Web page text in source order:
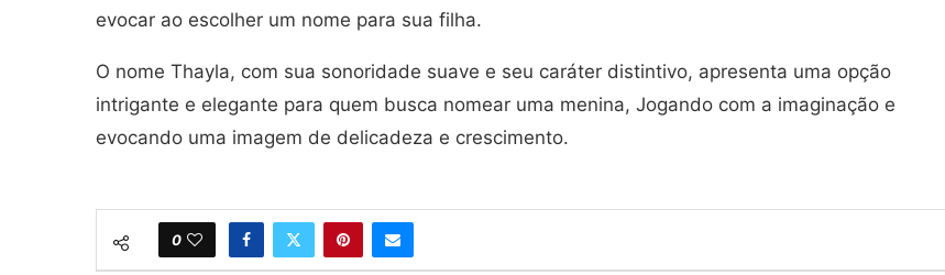
evocar ao escolher um nome para sua filha.
O nome Thayla, com sua sonoridade suave e seu caráter distintivo, apresenta uma opção
intrigante e elegante para quem busca nomear uma menina, Jogando com a imaginação e
evocando uma imagem de delicadeza e crescimento.
0